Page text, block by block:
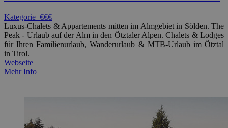
Kategorie €€€
Luxus-Chalets & Appartements mitten im Almgebiet in Sölden. The
Peak - Urlaub auf der Alm in den Ötztaler Alpen. Chalets & Lodges
für Ihren Familienurlaub, Wanderurlaub & MTB-Urlaub im Ötztal
in Tirol.
Webseite
Mehr Info